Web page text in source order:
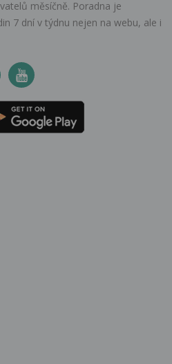
měsíčně. Poradna je
7 dní v týdnu nejen na webu, ale i